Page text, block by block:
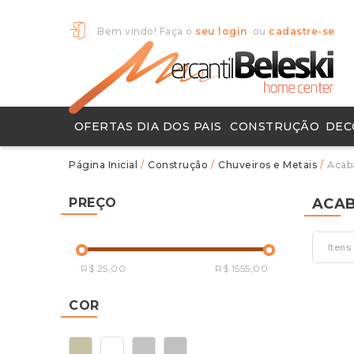
Bem vindo! Faça o seu login ou cadastre-se
OFERTAS DIA DOS PAIS CONSTRUÇÃO
/ Construção / Chuveiros e Metais /
PREÇO
R$ 25,00 R$ 1555,00
COR
Itens